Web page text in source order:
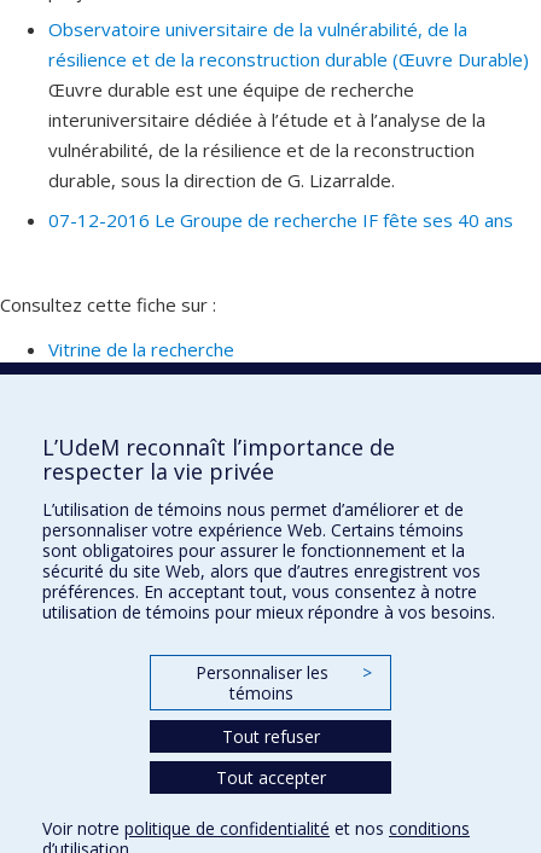
Observatoire universitaire de la vulnérabilité, de la
résilience et de la reconstruction durable (Œuvre Durable)
Œuvre durable est une équipe de recherche
interuniversitaire dédiée à l’étude et à l’analyse de la
vulnérabilité, de la résilience et de la reconstruction
durable, sous la direction de G. Lizarralde.
07-12-2016 Le Groupe de recherche IF fête ses 40 ans
Consultez cette fiche sur :
Vitrine de la recherche
Faculté de l'aménagement
École d'architecture
École de design
École d'urbanisme et d'architecture de paysage
Conditions d’utilisation
L’UdeM reconnaît l’importance de
respecter la vie privée
L’utilisation de témoins nous permet d’améliorer et de
personnaliser votre expérience Web. Certains témoins
sont obligatoires pour assurer le fonctionnement et la
sécurité du site Web, alors que d’autres enregistrent vos
préférences. En acceptant tout, vous consentez à notre
utilisation de témoins pour mieux répondre à vos besoins.
Personnaliser les
témoins
>
Tout refuser
Tout accepter
Voir notre politique de confidentialité et nos conditions